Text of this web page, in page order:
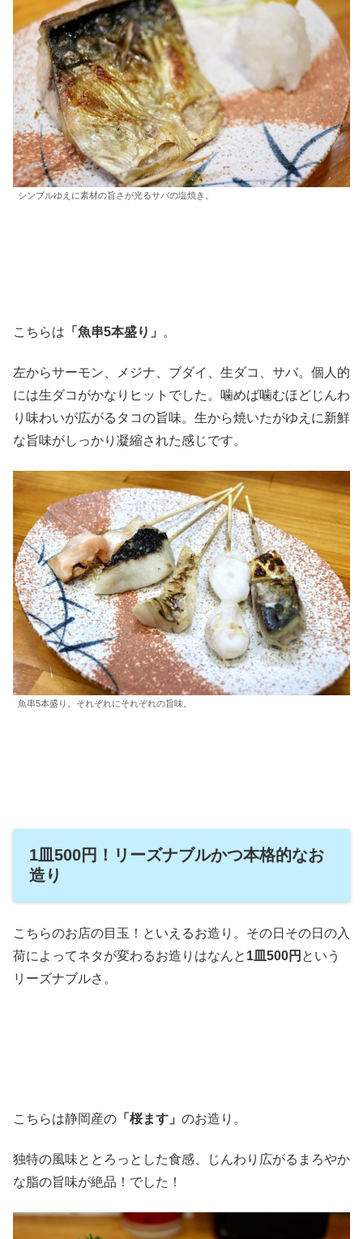
シンプルゆえに素材の旨さが光るサバの塩焼き。
こちらは 「魚串5本盛り」 。
左からサーモン、メジナ、ブダイ、生ダコ、サバ。個人的
には生ダコがかなりヒットでした。噛めば噛むほどじんわ
り味わいが広がるタコの旨味。生から焼いたがゆえに新鮮
な旨味がしっかり凝縮された感じです。
魚串5本盛り。それぞれにそれぞれの旨味。
1皿500円！リーズナブルかつ本格的なお
造り
こちらのお店の目玉！といえるお造り。その日その日の入
荷によってネタが変わるお造りはなんと 1皿500円 という
リーズナブルさ。
こちらは静岡産の 「桜ます」 のお造り。
独特の風味ととろっとした食感、じんわり広がるまろやか
な脂の旨味が絶品！でした！